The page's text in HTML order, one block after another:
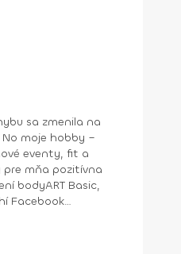
sa zmenila na
eventy, fit a